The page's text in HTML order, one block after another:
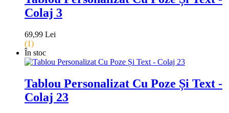
Colaj 3
69,99 Lei
(1)
În stoc
Tablou Personalizat Cu Poze Și Text -
Colaj 23